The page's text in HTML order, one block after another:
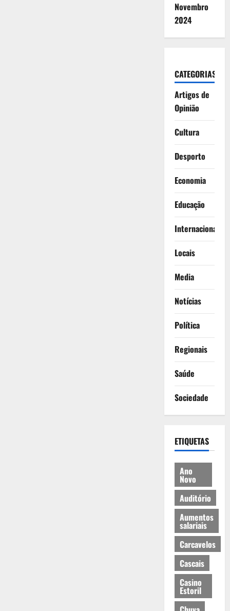
Novembro
2024
CATEGORIAS
Artigos de
Opinião
Cultura
Desporto
Economia
Educação
Internacionais
Locais
Media
Notícias
Política
Regionais
Saúde
Sociedade
ETIQUETAS
Ano
Novo
Auditório
Aumentos
salariais
Carcavelos
Cascais
Casino
Estoril